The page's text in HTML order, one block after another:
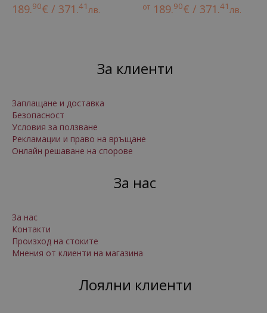
189.90€ / 371.41лв. от 189.90€ / 371.41лв.
За клиенти
Заплащане и доставка
Безопасност
Условия за ползване
Рекламации и право на връщане
Онлайн решаване на спорове
За нас
За нас
Контакти
Произход на стоките
Мнения от клиенти на магазина
Лоялни клиенти